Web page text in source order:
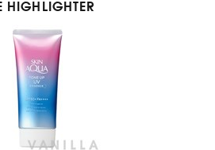
HIGHLIGHTER